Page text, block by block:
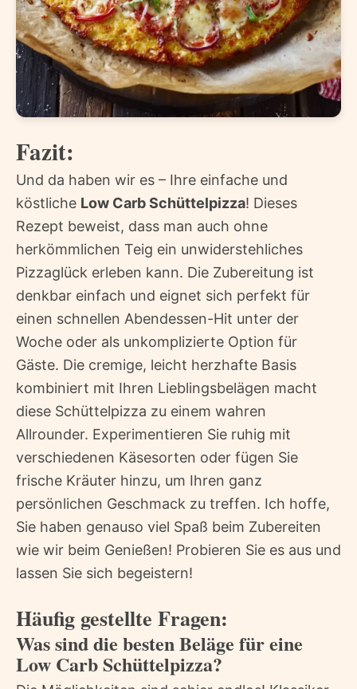
Fazit:
Und da haben wir es – Ihre einfache und
köstliche Low Carb Schüttelpizza! Dieses
Rezept beweist, dass man auch ohne
herkömmlichen Teig ein unwiderstehliches
Pizzaglück erleben kann. Die Zubereitung ist
denkbar einfach und eignet sich perfekt für
einen schnellen Abendessen-Hit unter der
Woche oder als unkomplizierte Option für
Gäste. Die cremige, leicht herzhafte Basis
kombiniert mit Ihren Lieblingsbelägen macht
diese Schüttelpizza zu einem wahren
Allrounder. Experimentieren Sie ruhig mit
verschiedenen Käsesorten oder fügen Sie
frische Kräuter hinzu, um Ihren ganz
persönlichen Geschmack zu treffen. Ich hoffe,
Sie haben genauso viel Spaß beim Zubereiten
wie wir beim Genießen! Probieren Sie es aus und
lassen Sie sich begeistern!
Häufig gestellte Fragen:
Was sind die besten Beläge für eine
Low Carb Schüttelpizza?